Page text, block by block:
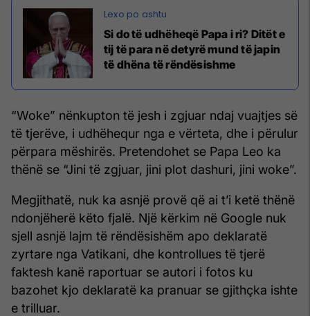
Si do të udhëheqë Papa i ri? Ditët e
tij të para në detyrë mund të japin
të dhëna të rëndësishme
“Woke” nënkupton të jesh i zgjuar ndaj vuajtjes së
të tjerëve, i udhëhequr nga e vërteta, dhe i përulur
përpara mëshirës. Pretendohet se Papa Leo ka
thënë se “Jini të zgjuar, jini plot dashuri, jini woke”.
Megjithatë, nuk ka asnjë provë që ai t’i ketë thënë
ndonjëherë këto fjalë. Një kërkim në Google nuk
sjell asnjë lajm të rëndësishëm apo deklaratë
zyrtare nga Vatikani, dhe kontrollues të tjerë
faktesh kanë raportuar se autori i fotos ku
bazohet kjo deklaratë ka pranuar se gjithçka ishte
e trilluar.